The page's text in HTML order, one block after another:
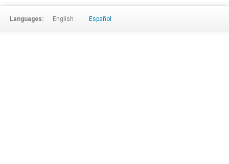
Languages: English Español